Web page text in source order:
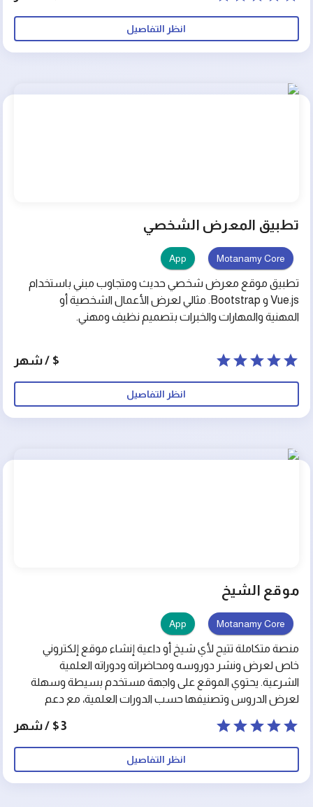
انظر التفاصيل
تطبيق المعرض الشخصي
Motanamy Core
App
تطبيق موقع معرض شخصي حديث ومتجاوب مبني باستخدام
Vue.js و Bootstrap. مثالي لعرض الأعمال الشخصية أو
المهنية والمهارات والخبرات بتصميم نظيف ومهني.
$ / شهر
انظر التفاصيل
موقع الشيخ
Motanamy Core
App
منصة متكاملة تتيح لأي شيخ أو داعية إنشاء موقع إلكتروني
خاص لعرض ونشر دوروسه ومحاضراته ودوراته العلمية
الشرعية. يحتوي الموقع على واجهة مستخدم بسيطة وسهلة
لعرض الدروس وتصنيفها حسب الدورات العلمية، مع دعم
$3 / شهر
انظر التفاصيل